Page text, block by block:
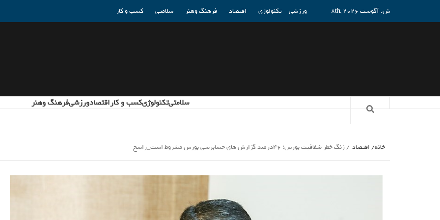
ش. آگوست 8th, 2026 ورزشی تکنولوژی اقتصاد فرهنگ وهنر سلامتی کسب و کار
سلامتیتکنولوژیکسب و کاراقتصادورزشیفرهنگ وهنر
خانه اقتصاد زنگ خطر شفافیت بورس؛ 46درصد گزارش های حسابرسی بورس مشروط است_راسخ